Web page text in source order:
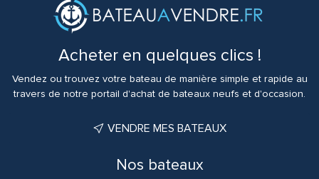
Acheter en quelques clics !
Vendez ou trouvez votre bateau de manière simple et rapide au
travers de notre portail d'achat de bateaux neufs et d'occasion.
VENDRE MES BATEAUX
Nos bateaux